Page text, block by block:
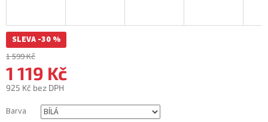
SLEVA -30 %
1 599 Kč
1 119 Kč
925 Kč bez DPH
cena:
Barva